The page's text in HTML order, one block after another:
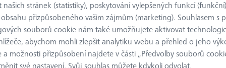
ZEISS REACH CFX® 1 M3 XXT byla speciálně vyvinuta pro
karbonových trubek, které vyrábí výhradně společnost ZEISS.
variant M3. To zlepšuje kontaktní plochu a umožňuje
funkčnost měřicího senzoru a umožňuje dosažení nejvyšší
stránek (statistiky), poskytování vylepšených funkcí
přizpůsobeného vašim zájmům (marketing). Souhlasem s
souborů cookie nám také umožňujete aktivovat
abychom mohli zlepšit analytiku webu a přehled o jeho
a možnosti přizpůsobení najdete v části „Předvolby souborů
své nastavení. Svůj souhlas můžete kdykoli odvolat.